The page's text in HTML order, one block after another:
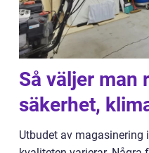
Så väljer man
säkerhet,
Utbudet av magasinering